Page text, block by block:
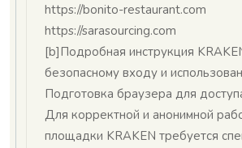
https://bonito-restaurant.com
https://sarasourcing.com
[b]Подробная инструкция
безопасному входу и
Подготовка браузера для
Для корректной и анонимной
площадки KRAKEN требуется